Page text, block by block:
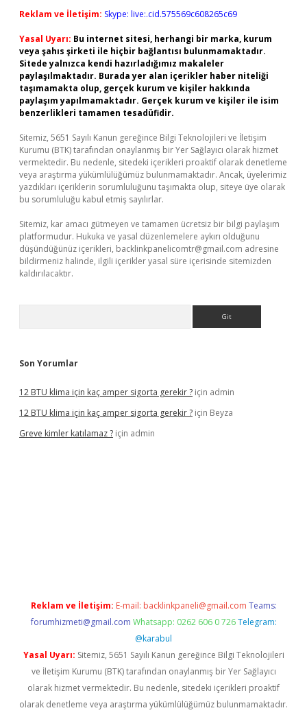
Reklam ve İletişim: Skype: live:.cid.575569c608265c69
Yasal Uyarı: Bu internet sitesi, herhangi bir marka, kurum
veya şahıs şirketi ile hiçbir bağlantısı bulunmamaktadır.
Sitede yalnızca kendi hazırladığımız makaleler
paylaşılmaktadır. Burada yer alan içerikler haber niteliği
taşımamakta olup, gerçek kurum ve kişiler hakkında
paylaşım yapılmamaktadır. Gerçek kurum ve kişiler ile isim
benzerlikleri tamamen tesadüfidir.
Sitemiz, 5651 Sayılı Kanun gereğince Bilgi Teknolojileri ve İletişim
Kurumu (BTK) tarafından onaylanmış bir Yer Sağlayıcı olarak hizmet
vermektedir. Bu nedenle, sitedeki içerikleri proaktif olarak denetleme
veya araştırma yükümlülüğümüz bulunmamaktadır. Ancak, üyelerimiz
yazdıkları içeriklerin sorumluluğunu taşımakta olup, siteye üye olarak
bu sorumluluğu kabul etmiş sayılırlar.
Sitemiz, kar amacı gütmeyen ve tamamen ücretsiz bir bilgi paylaşım
platformudur. Hukuka ve yasal düzenlemelere aykırı olduğunu
düşündüğünüz içerikleri, backlinkpanelicomtr@gmail.com adresine
bildirmeniz halinde, ilgili içerikler yasal süre içerisinde sitemizden
kaldırılacaktır.
Son Yorumlar
12 BTU klima için kaç amper sigorta gerekir ? için admin
12 BTU klima için kaç amper sigorta gerekir ? için Beyza
Greve kimler katılamaz ? için admin
Reklam ve İletişim: E-mail: backlinkpaneli@gmail.com Teams:
forumhizmeti@gmail.com Whatsapp: 0262 606 0 726 Telegram:
@karabul
Yasal Uyarı: Sitemiz, 5651 Sayılı Kanun gereğince Bilgi Teknolojileri
ve İletişim Kurumu (BTK) tarafından onaylanmış bir Yer Sağlayıcı
olarak hizmet vermektedir. Bu nedenle, sitedeki içerikleri proaktif
olarak denetleme veya araştırma yükümlülüğümüz bulunmamaktadır.